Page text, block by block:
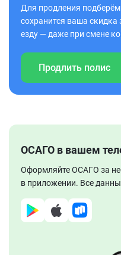
Для продления подберём
сохранится ваша скидка
езду — даже при смене
Продлить полис
ОСАГО в вашем
Оформляйте ОСАГО за
в приложении. Все